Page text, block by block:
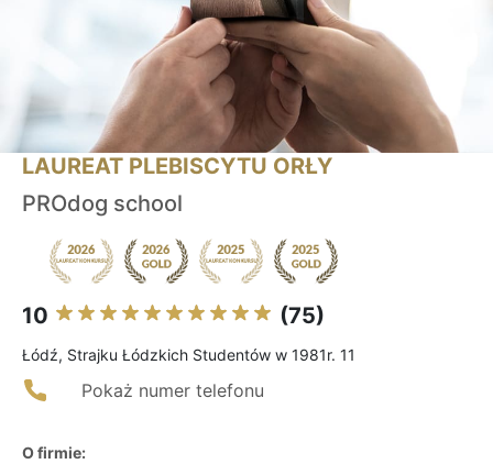
LAUREAT PLEBISCYTU ORŁY
PROdog school
10 (75)
Łódź, Strajku Łódzkich Studentów w 1981r. 11
Pokaż numer telefonu
O firmie: